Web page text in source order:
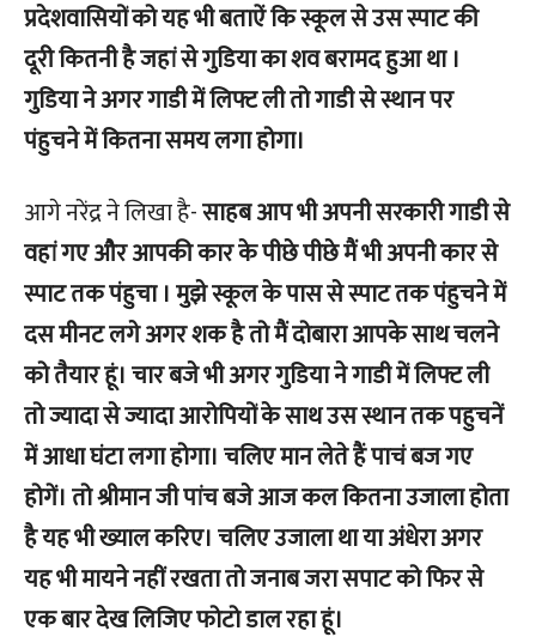
प्रदेशवासियों को यह भी बताऐं कि स्कूल से उस स्पाट की
दूरी कितनी है जहां से गुडिया का शव बरामद हुआ था ।
गुडिया ने अगर गाडी में लिफ्ट ली तो गाडी से स्थान पर
पंहुचने में कितना समय लगा होगा।
आगे नरेंद्र ने लिखा है-साहब आप भी अपनी सरकारी गाडी से
वहां गए और आपकी कार के पीछे पीछे मैं भी अपनी कार से
स्पाट तक पंहुचा । मुझे स्कूल के पास से स्पाट तक पंहुचने में
दस मीनट लगे अगर शक है तो मैं दोबारा आपके साथ चलने
को तैयार हूं। चार बजे भी अगर गुडिया ने गाडी में लिफ्ट ली
तो ज्यादा से ज्यादा आरोपियों के साथ उस स्थान तक पहुचनें
में आधा घंटा लगा होगा। चलिए मान लेते हैं पाचं बज गए
होगें। तो श्रीमान जी पांच बजे आज कल कितना उजाला होता
है यह भी ख्याल करिए। चलिए उजाला था या अंधेरा अगर
यह भी मायने नहीं रखता तो जनाब जरा सपाट को फिर से
एक बार देख लिजिए फोटो डाल रहा हूं।